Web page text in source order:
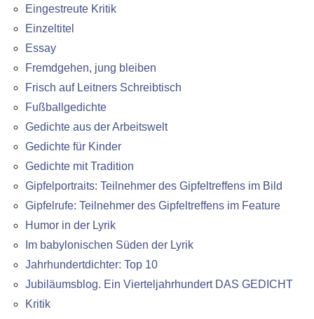
Eingestreute Kritik
Einzeltitel
Essay
Fremdgehen, jung bleiben
Frisch auf Leitners Schreibtisch
Fußballgedichte
Gedichte aus der Arbeitswelt
Gedichte für Kinder
Gedichte mit Tradition
Gipfelportraits: Teilnehmer des Gipfeltreffens im Bild
Gipfelrufe: Teilnehmer des Gipfeltreffens im Feature
Humor in der Lyrik
Im babylonischen Süden der Lyrik
Jahrhundertdichter: Top 10
Jubiläumsblog. Ein Vierteljahrhundert DAS GEDICHT
Kritik